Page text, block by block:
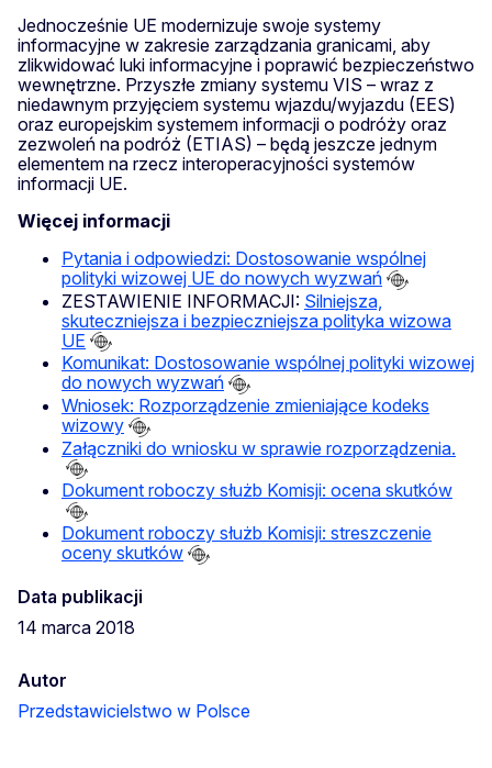
Jednocześnie UE modernizuje swoje systemy
informacyjne w zakresie zarządzania granicami, aby
zlikwidować luki informacyjne i poprawić bezpieczeństwo
wewnętrzne. Przyszłe zmiany systemu VIS – wraz z
niedawnym przyjęciem systemu wjazdu/wyjazdu (EES)
oraz europejskim systemem informacji o podróży oraz
zezwoleń na podróż (ETIAS) – będą jeszcze jednym
elementem na rzecz interoperacyjności systemów
informacji UE.
Więcej informacji
Pytania i odpowiedzi: Dostosowanie wspólnej
polityki wizowej UE do nowych wyzwań
ZESTAWIENIE INFORMACJI: Silniejsza,
skuteczniejsza i bezpieczniejsza polityka wizowa
UE
Komunikat: Dostosowanie wspólnej polityki wizowej
do nowych wyzwań
Wniosek: Rozporządzenie zmieniające kodeks
wizowy
Załączniki do wniosku w sprawie rozporządzenia.
Dokument roboczy służb Komisji: ocena skutków
Dokument roboczy służb Komisji: streszczenie
oceny skutków
Data publikacji
14 marca 2018
Autor
Przedstawicielstwo w Polsce